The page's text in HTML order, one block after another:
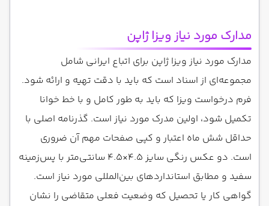
مدارک مورد نیاز ویزا ژاپن
مدارک مورد نیاز ویزا ژاپن برای اتباع ایرانی شامل
مجموعه‌ای از اسناد است که باید با دقت تهیه و ارائه شود.
فرم درخواست ویزا که باید به طور کامل و با خط خوانا
تکمیل شود، اولین مدرک مورد نیاز است. گذرنامه اصلی با
حداقل شش ماه اعتبار و کپی صفحات مهم آن ضروری
است. دو عکس رنگی سایز ۴.۵×۴.۵ سانتی‌متر با پس‌زمینه
سفید و مطابق استانداردهای بین‌المللی مورد نیاز است.
گواهی کار یا تحصیل که وضعیت فعلی متقاضی را نشان